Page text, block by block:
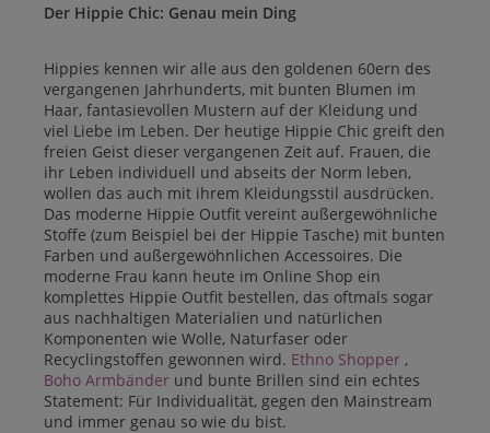
Der Hippie Chic: Genau mein Ding
Hippies kennen wir alle aus den goldenen 60ern des
vergangenen Jahrhunderts, mit bunten Blumen im
Haar, fantasievollen Mustern auf der Kleidung und
viel Liebe im Leben. Der heutige Hippie Chic greift den
freien Geist dieser vergangenen Zeit auf. Frauen, die
ihr Leben individuell und abseits der Norm leben,
wollen das auch mit ihrem Kleidungsstil ausdrücken.
Das moderne Hippie Outfit vereint außergewöhnliche
Stoffe (zum Beispiel bei der Hippie Tasche) mit bunten
Farben und außergewöhnlichen Accessoires. Die
moderne Frau kann heute im Online Shop ein
komplettes Hippie Outfit bestellen, das oftmals sogar
aus nachhaltigen Materialien und natürlichen
Komponenten wie Wolle, Naturfaser oder
Recyclingstoffen gewonnen wird. Ethno Shopper ,
Boho Armbänder und bunte Brillen sind ein echtes
Statement: Für Individualität, gegen den Mainstream
und immer genau so wie du bist.